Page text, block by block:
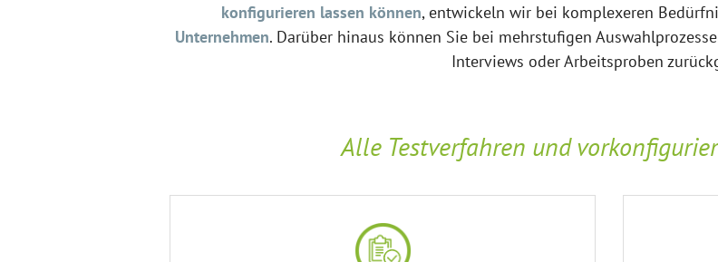
konfigurieren lassen können, entwickeln wir bei komplexeren
Unternehmen. Darüber hinaus können Sie bei mehrstufigen
Interviews oder Arbeitsproben
Alle Testverfahren und